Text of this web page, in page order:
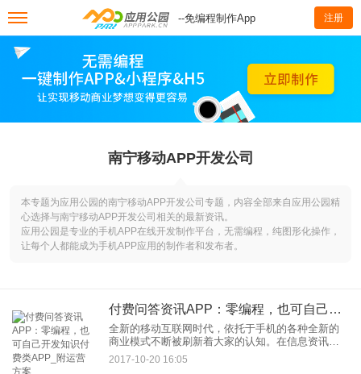
--免编程制作App 注册
南宁移动APP开发公司
本专题为应用公园的南宁移动APP开发公司专题，内容全部来自应用公园精
心选择与南宁移动APP开发公司相关的最新资讯。
应用公园是专业的手机APP在线开发制作平台，无需编程，纯图形化操作，
让每个人都能成为手机APP应用的制作者和发布者。
付费问答资讯APP：零编程，也可自己开发知识付费类APP_附运营方案
全新的移动互联网时代，依托于手机的各种全新的
商业模式不断被刷新着大家的认知。在信息资讯行
业，“知识经济”、“内容经济”的崛起无疑吸引了无数
创业者及投资人的目光。从分答、在行到得到，付
2017-10-20 16:05